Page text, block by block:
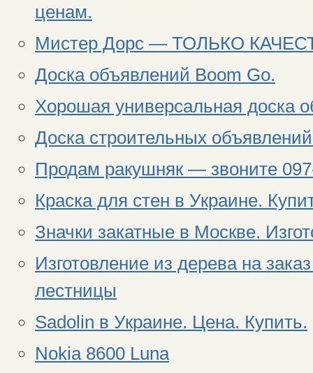
ценам.
Мистер Дорс — ТОЛЬКО
Доска объявлений Boom Go.
Хорошая универсальная доска
Доска строительных
Продам ракушняк — звоните
Краска для стен в Украине.
Значки закатные в Москве.
Изготовление из дерева на
лестницы
Sadolin в Украине. Цена. Купить.
Nokia 8600 Luna